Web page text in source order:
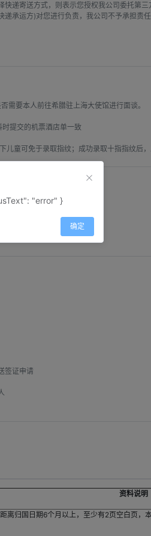
递寄送方式，则表示您授权我公司委托第
承运方)对您进行负责，我公司不予承担责
需要本人前往希腊驻上海大使馆进行面谈。
提交的机票酒店单一致
童可免于录取指纹；成功录取十指指纹后，
签证申请
资料说明
离归国日期6个月以上，至少有2页空白页，
"error" }
确定